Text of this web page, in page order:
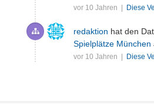
vor 10 Jahren | Diese
redaktion hat den
Spielplätze München
vor 10 Jahren | Diese